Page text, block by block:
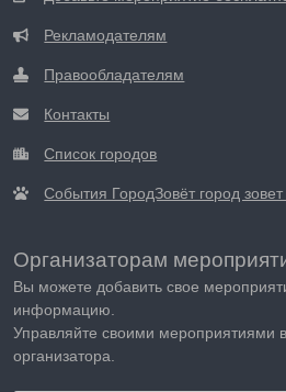
Рекламодателям
Правообладателям
Контакты
Список городов
События ГородЗовёт город
Организаторам
Вы можете добавить свое
информацию.
Управляйте своими мероприятиями
организатора.